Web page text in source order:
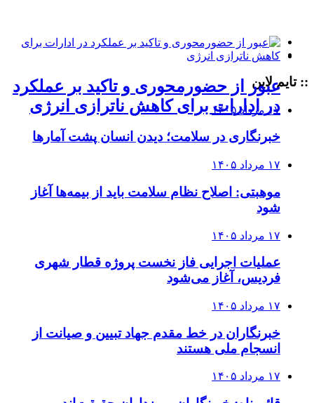
عبور از حضورمحوری و تاکید بر عملکرد
در ادارات برای کاهش ناترازی انرژی
:: تایم لاین
۱۷ مرداد ۱۴۰۵
خبرنگاری در سلامت؛ دیدن انسان پشت آمارها
۱۷ مرداد ۱۴۰۵
موهبتی: اصلاح نظام سلامت باید از بیمه‌ها آغاز
شود
۱۷ مرداد ۱۴۰۵
عملیات اجرایی فاز نخست پروژه قطار شهری
فردیس، آغاز می‌شود
۱۷ مرداد ۱۴۰۵
خبرنگاران در خط مقدم جهاد تبیین و صیانت از
انسجام ملی هستند
۱۷ مرداد ۱۴۰۵